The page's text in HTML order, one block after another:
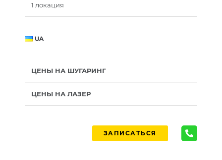
1 локация
UA
ЦЕНЫ НА ШУГАРИНГ
ЦЕНЫ НА ЛАЗЕР
ЗАПИСАТЬСЯ